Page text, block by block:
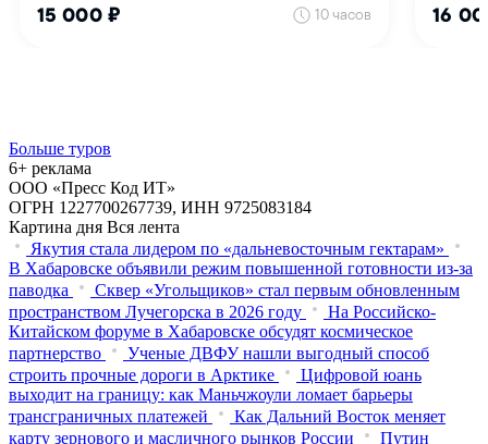
Больше туров
6+ реклама
ООО «Пресс Код ИТ»
ОГРН 1227700267739, ИНН 9725083184
Картина дня Вся лента
Якутия стала лидером по «дальневосточным гектарам»
В Хабаровске объявили режим повышенной готовности из‑за
паводка
Сквер «Угольщиков» стал первым обновленным
пространством Лучегорска в 2026 году
На Российско-
Китайском форуме в Хабаровске обсудят космическое
партнерство
Ученые ДВФУ нашли выгодный способ
строить прочные дороги в Арктике
Цифровой юань
выходит на границу: как Маньчжоули ломает барьеры
трансграничных платежей
Как Дальний Восток меняет
карту зернового и масличного рынков России
Путин